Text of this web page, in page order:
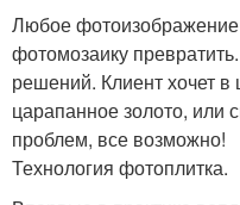
Любое
фотомозаику
решений. Клиент хочет
царапанное золото, или
проблем, все возможно!
Технология фотоплитка.